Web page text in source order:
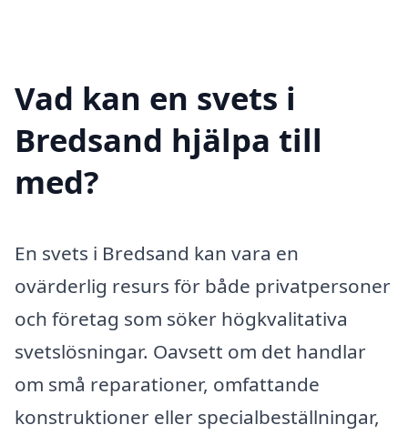
Vad kan en svets i
Bredsand hjälpa till
med?
En svets i Bredsand kan vara en
ovärderlig resurs för både privatpersoner
och företag som söker högkvalitativa
svetslösningar. Oavsett om det handlar
om små reparationer, omfattande
konstruktioner eller specialbeställningar,